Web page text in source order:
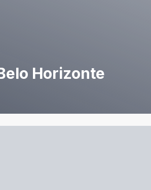
Horizonte